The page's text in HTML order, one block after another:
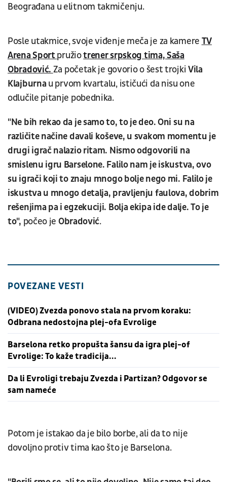
Beograđana u elitnom takmičenju.
Posle utakmice, svoje viđenje meča je za kamere TV
Arena Sportpružiotrener srpskog tima, Saša
Obradović. Za početak je govorio o šest trojkiVila
Klajburnau prvom kvartalu, ističući da nisu one
odlučile pitanje pobednika.
"Ne bih rekao da je samo to, to je deo. Oni su na
različite načine davali koševe, u svakom momentu je
drugi igrač nalazio ritam. Nismo odgovorili na
smislenu igru Barselone. Falilo nam je iskustva, ovo
su igrači koji to znaju mnogo bolje nego mi. Falilo je
iskustva u mnogo detalja, pravljenju faulova, dobrim
rešenjima pa i egzekuciji. Bolja ekipa ide dalje. To je
to", počeo je Obradović.
POVEZANE VESTI
(VIDEO) Zvezda ponovo stala na prvom koraku:
Odbrana nedostojna plej-ofa Evrolige
Barselona retko propušta šansu da igra plej-of
Evrolige: To kaže tradicija...
Da li Evroligi trebaju Zvezda i Partizan? Odgovor se
sam nameće
Potom je istakao da je bilo borbe, ali da to nije
dovoljno protiv tima kao što je Barselona.